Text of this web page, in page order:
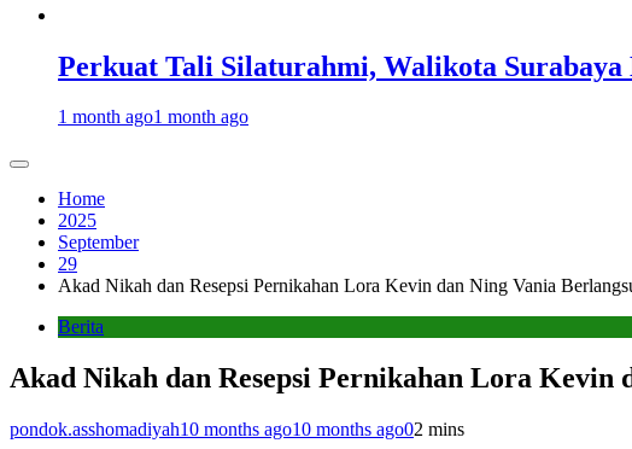
Perkuat Tali Silaturahmi, Walikota
1 month ago1 month ago
Home
2025
September
29
Akad Nikah dan Resepsi Pernikahan Lora Kevin dan Ning Vania
Berita
Akad Nikah dan Resepsi Pernikahan Lora Kevin
pondok.asshomadiyah10 months ago10 months ago02 mins